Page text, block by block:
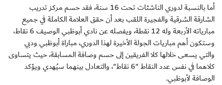
أما بالنسبة لدوري الناشئات تحت 16 سنة، فقد حسم مركز تدريب
الشارقة الشرقية والفجيرة اللقب بعد أن حقق العلامة الكاملة في جميع
مبارياته الأربعة وله 12 نقطة، ويفصله عن نادي أبوظبي الوصيف 6 نقاط،
وستكون أهم مباريات الجولة الأخيرة لهذا الدوري، مباراة أبوظبي ودبي
والتي يسعى خلالها كلا الفريقين إلى حسم وصافة المسابقة، حيث يتساوى
كلاهما في نفس عدد النقاط "6 نقاط"، والتعادل بينهما سيُهدي ويؤكد
الوصافة لأبوظبي.